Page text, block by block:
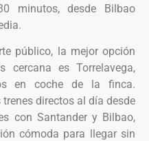
minutos, desde Bilbao
público, la mejor opción
es Torrelavega,
en coche de la finca.
directos al día desde
con Santander y Bilbao,
cómoda para llegar sin